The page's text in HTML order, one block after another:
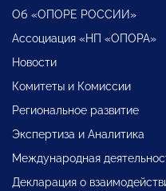
Об «ОПОРЕ РОССИИ»
Ассоциация «НП «ОПОРА»
Новости
Комитеты и Комиссии
Региональное развитие
Экспертиза и Аналитика
Международная
Декларация о